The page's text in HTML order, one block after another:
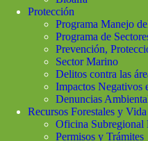
Protección
Programa Manejo
Programa de
Prevención,
Sector Marino
Delitos contra las
Impactos Negativos
Denuncias
Recursos Forestales y
Oficina Subregional
Permisos y Trámites